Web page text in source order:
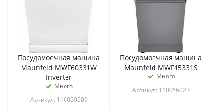
Посудомоечная машина
Maunfeld MWF60331W
Inverter
Много
Артикул: 110050509
Посудомоечная машина
Maunfeld MWF45331S
Много
Артикул: 110056023